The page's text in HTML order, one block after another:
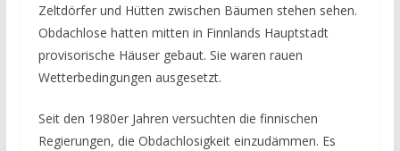
Zeltdörfer und Hütten zwischen Bäumen stehen sehen.
Obdachlose hatten mitten in Finnlands Hauptstadt
provisorische Häuser gebaut. Sie waren rauen
Wetterbedingungen ausgesetzt.
Seit den 1980er Jahren versuchten die finnischen
Regierungen, die Obdachlosigkeit einzudämmen. Es